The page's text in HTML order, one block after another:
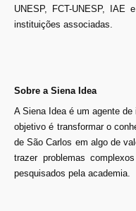
UNESP, FCT-UNESP, IAE
instituições associadas.
Sobre a Siena Idea
A Siena Idea é um agente
objetivo é transformar o
de São Carlos em algo de
trazer problemas
pesquisados pela academia.